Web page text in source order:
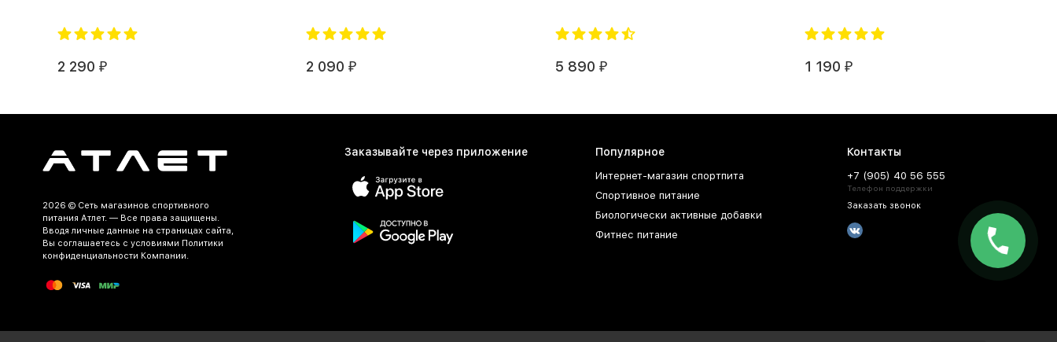
2 290 ₽ 2 090 ₽ 5 890 ₽ 1 190 ₽
2026 © Сеть магазинов спортивного
питания Атлет. — Все права защищены.
Вводя личные данные на страницах сайта,
Вы соглашаетесь c условиями Политики
конфиденциальности Компании.
Заказывайте через приложение Популярное
Интернет-магазин спортпита
Спортивное питание
Биологически активные добавки
Фитнес питание
Контакты
+7 (905) 40 56 555
Телефон поддержки
Заказать звонок